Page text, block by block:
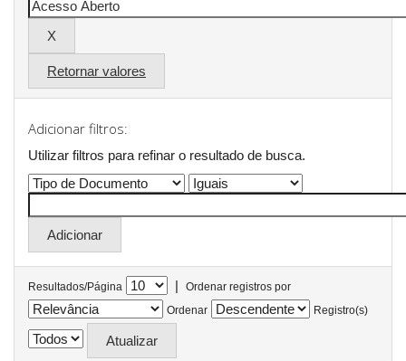
Retornar valores
Adicionar filtros:
Utilizar filtros para refinar o resultado de busca.
Resultados/Página |
Ordenar registros por
Ordenar
Registro(s)